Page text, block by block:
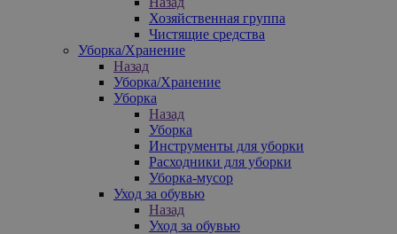
Хозяйственная группа
Чистящие средства
Уборка/Хранение
Назад
Уборка/Хранение
Уборка
Назад
Уборка
Инструменты для уборки
Расходники для уборки
Уборка-мусор
Уход за обувью
Назад
Уход за обувью